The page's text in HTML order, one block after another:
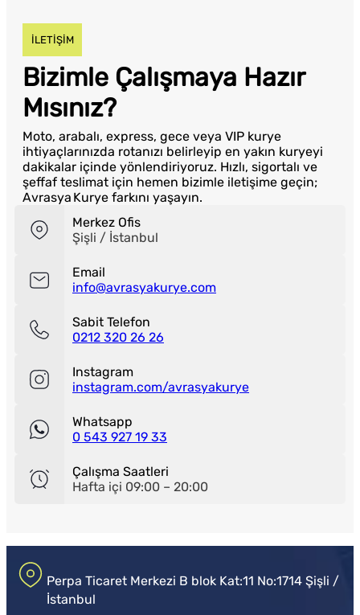
İLETİŞİM
Bizimle Çalışmaya Hazır
Mısınız?
Moto, arabalı, express, gece veya VIP kurye
ihtiyaçlarınızda rotanızı belirleyip en yakın kuryeyi
dakikalar içinde yönlendiriyoruz. Hızlı, sigortalı ve
şeffaf teslimat için hemen bizimle iletişime geçin;
Avrasya Kurye farkını yaşayın.
Merkez Ofis
Şişli / İstanbul
Email
info@avrasyakurye.com
Sabit Telefon
0212 320 26 26
Instagram
instagram.com/avrasyakurye
Whatsapp
0 543 927 19 33
Çalışma Saatleri
Hafta içi 09:00 – 20:00
Perpa Ticaret Merkezi B blok Kat:11 No:1714 Şişli /
İstanbul